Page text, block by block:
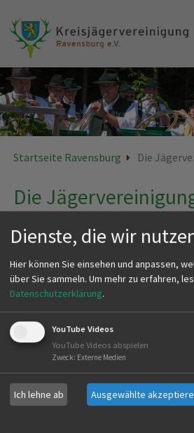
Startseite
Kontakt
Startseite Ravensburg Die
Die
REGIONALES
TERMINE
Dienste, die wir
Hier können Sie einsehen und anpassen,
über Sie sammeln. Um mehr zu erfahren,
Datenschutzerklärung.
YouTube Videos
YouTube Videos abspielen
Zweck: Externe Medien
Ich lehne ab Ausgewählte